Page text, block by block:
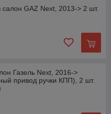
салон GAZ Next, 2013-> 2 шт.
Газель Next, 2016->
привод ручки КПП), 2 шт.